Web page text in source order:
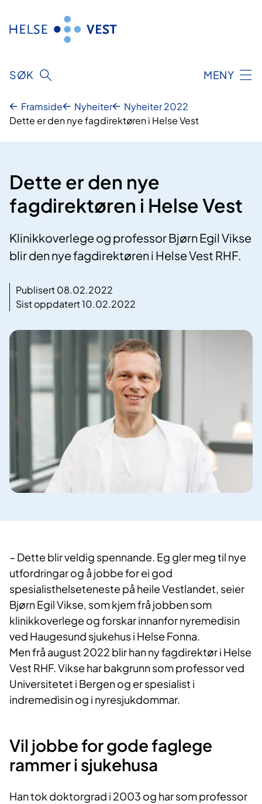
innhald
SØK MENY
Framside Nyheiter
Nyheiter 2022
Dette er den nye fagdirektøren i Helse Vest
Dette er den nye
fagdirektøren i Helse Vest
Klinikkoverlege og professor Bjørn Egil Vikse
blir den nye fagdirektøren i Helse Vest RHF.
Publisert 08.02.2022
Sist oppdatert 10.02.2022
– Dette blir veldig spennande. Eg gler meg til nye
utfordringar og å jobbe for ei god
spesialisthelseteneste på heile Vestlandet, seier
Bjørn Egil Vikse, som kjem frå jobben som
klinikkoverlege og forskar innanfor nyremedisin
ved Haugesund sjukehus i Helse Fonna.
Men frå august 2022 blir han ny fagdirektør i Helse
Vest RHF. Vikse har bakgrunn som professor ved
Universitetet i Bergen og er spesialist i
indremedisin og i nyresjukdommar.
Vil jobbe for gode faglege
rammer i sjukehusa
Han tok doktorgrad i 2003 og har som professor